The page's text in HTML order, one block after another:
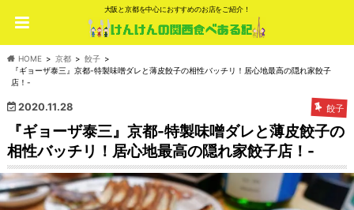
大阪と京都を中心におすすめのお店をご紹介！
HOME 京都
餃子
『ギョーザ泰三』京都-特製味噌ダレと薄皮餃子の相性バッチリ！居心地最高の隠れ家餃子
店！-
2020.11.28 餃子
『ギョーザ泰三』京都-特製味噌ダレと薄皮餃子の
相性バッチリ！居心地最高の隠れ家餃子店！-